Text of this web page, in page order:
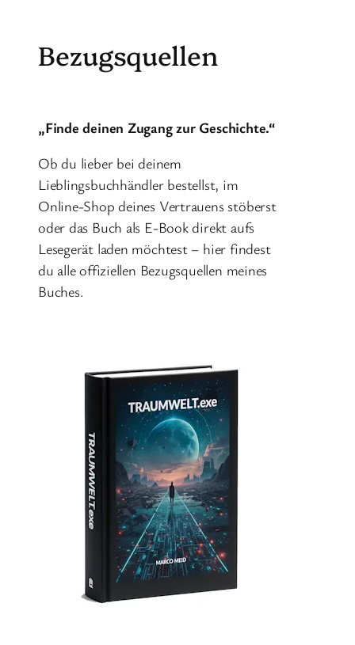
springenBezugsquellen
„Finde deinen Zugang zur Geschichte.“
Ob du lieber bei deinem
Lieblingsbuchhändler bestellst, im
Online-Shop deines Vertrauens stöberst
oder das Buch als E-Book direkt aufs
Lesegerät laden möchtest – hier findest
du alle offiziellen Bezugsquellen meines
Buches.